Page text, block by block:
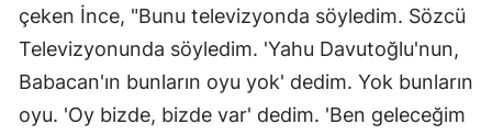
çeken İnce, "Bunu televizyonda söyledim. Sözcü
Televizyonunda söyledim. 'Yahu Davutoğlu'nun,
Babacan'ın bunların oyu yok' dedim. Yok bunların
oyu. 'Oy bizde, bizde var' dedim. 'Ben geleceğim